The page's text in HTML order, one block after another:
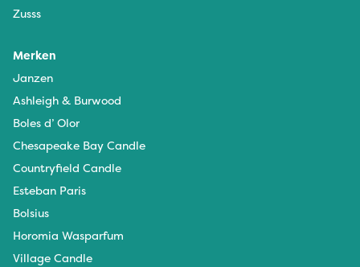
Zusss
Merken
Janzen
Ashleigh & Burwood
Boles d’ Olor
Chesapeake Bay Candle
Countryfield Candle
Esteban Paris
Bolsius
Horomia Wasparfum
Village Candle